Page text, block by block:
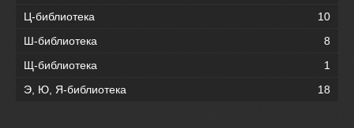
Ц-библиотека
10
Ш-библиотека
8
Щ-библиотека
1
Э, Ю, Я-библиотека
18